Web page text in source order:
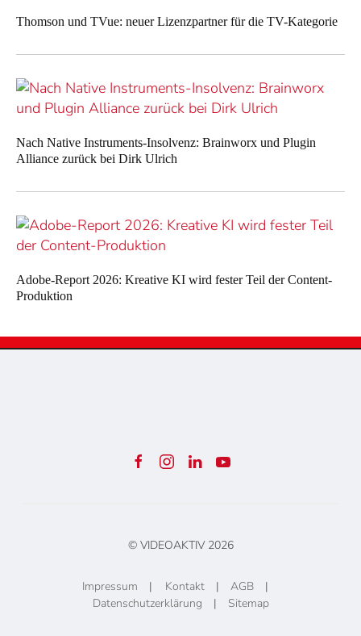
Thomson und TVue: neuer Lizenzpartner für die TV-Kategorie
Nach Native Instruments-Insolvenz: Brainworx und Plugin
Alliance zurück bei Dirk Ulrich
Adobe-Report 2026: Kreative KI wird fester Teil der Content-
Produktion
© VIDEOAKTIV 2026
Impressum | Kontakt| AGB|
Datenschutzerklärung | Sitemap